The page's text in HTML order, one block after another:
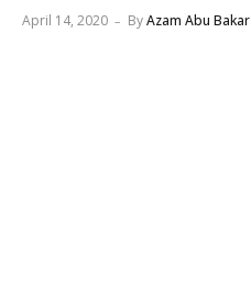
April 14, 2020 ByAzam Abu Bakar